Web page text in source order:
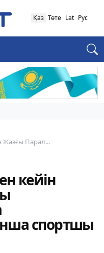
Қаз Төте Lat Рус
Жазғы Парал...
кейін
спортшы